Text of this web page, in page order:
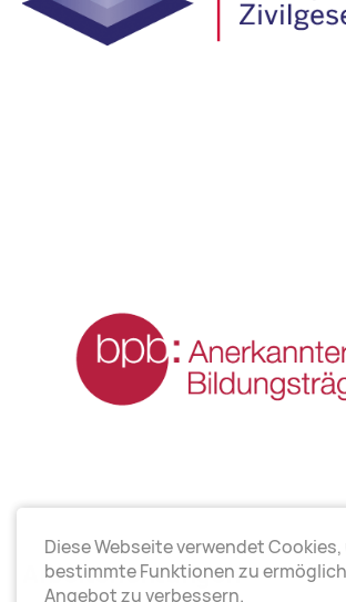
Arbeitsrichtungen
Diese Webseite verwendet Cookies,
bestimmte Funktionen zu
Angebot zu verbessern.